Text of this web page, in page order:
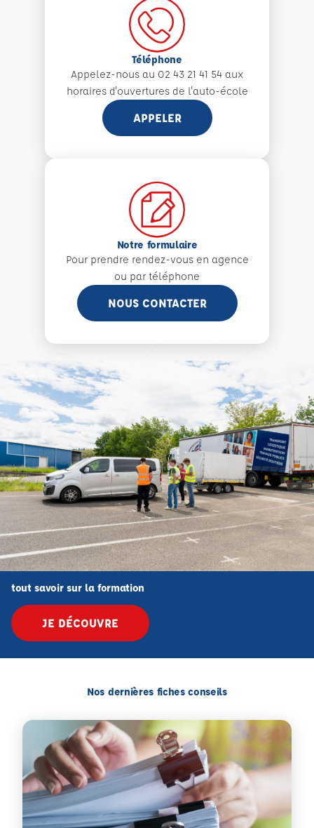
Téléphone
Appelez-nous au 02 43 21 41 54 aux
horaires d'ouvertures de l'auto-école
APPELER
Notre formulaire
Pour prendre rendez-vous en agence
ou par téléphone
NOUS CONTACTER
tout savoir sur la formation
JE DÉCOUVRE
Nos dernières fiches conseils